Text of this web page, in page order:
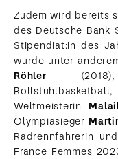
Zudem wird bereits
des Deutsche Bank
Stipendiat:in des
wurde unter
Röhler (2018),
Weltmeisterin
Olympiasieger
Radrennfahrerin
France Femmes